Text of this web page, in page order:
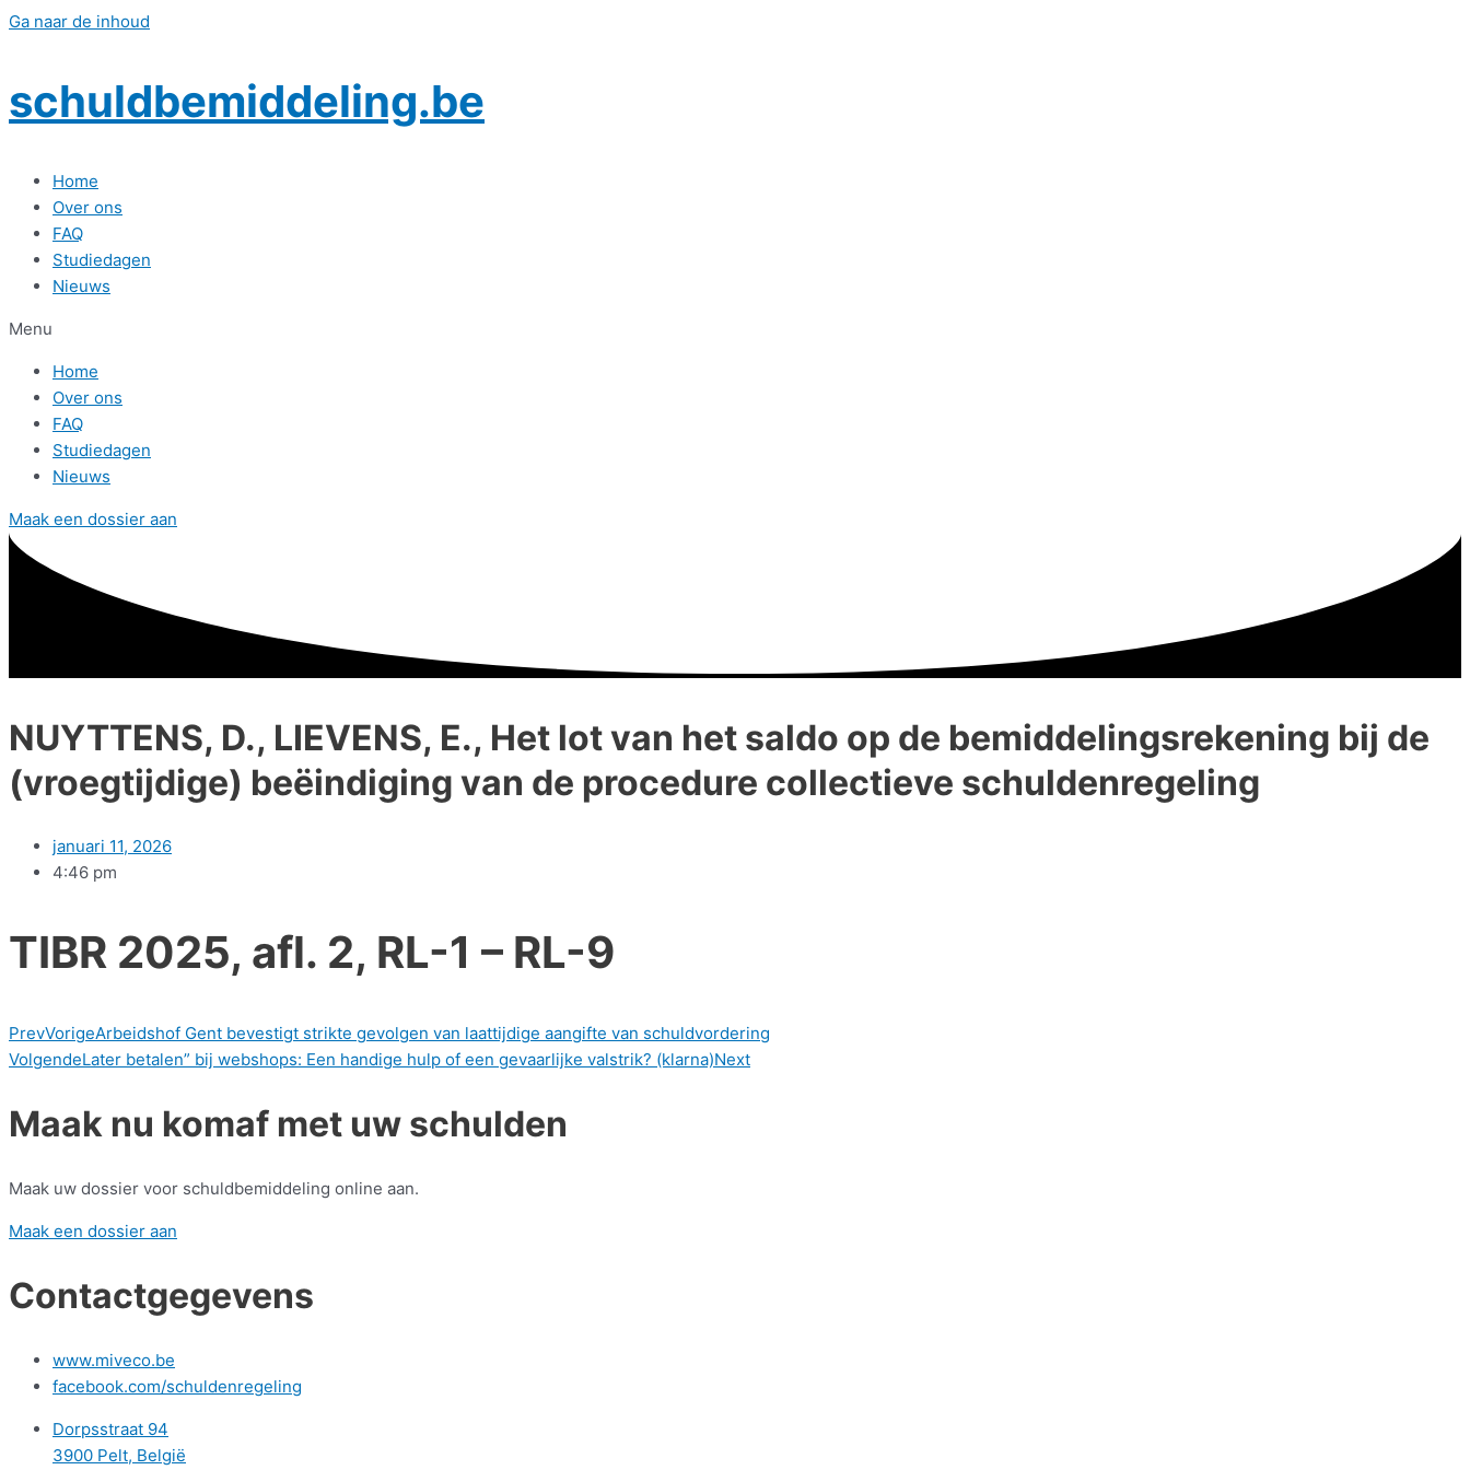
Ga naar de inhoud
schuldbemiddeling.be
Home
Over ons
FAQ
Studiedagen
Nieuws
Menu
Home
Over ons
FAQ
Studiedagen
Nieuws
Maak een dossier aan
NUYTTENS, D., LIEVENS, E., Het lot van het saldo op de bemiddelingsrekening bij de
(vroegtijdige) beëindiging van de procedure collectieve schuldenregeling
januari 11, 2026
4:46 pm
TIBR 2025, afl. 2, RL-1 – RL-9
PrevVorigeArbeidshof Gent bevestigt strikte gevolgen van laattijdige aangifte van schuldvordering
VolgendeLater betalen” bij webshops: Een handige hulp of een gevaarlijke valstrik? (klarna)Next
Maak nu komaf met uw schulden
Maak uw dossier voor schuldbemiddeling online aan.
Maak een dossier aan
Contactgegevens
www.miveco.be
facebook.com/schuldenregeling
Dorpsstraat 94
3900 Pelt, België